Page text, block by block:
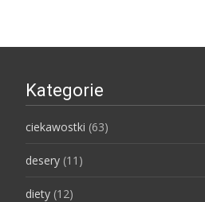
Kategorie
ciekawostki (63)
desery (11)
diety (12)